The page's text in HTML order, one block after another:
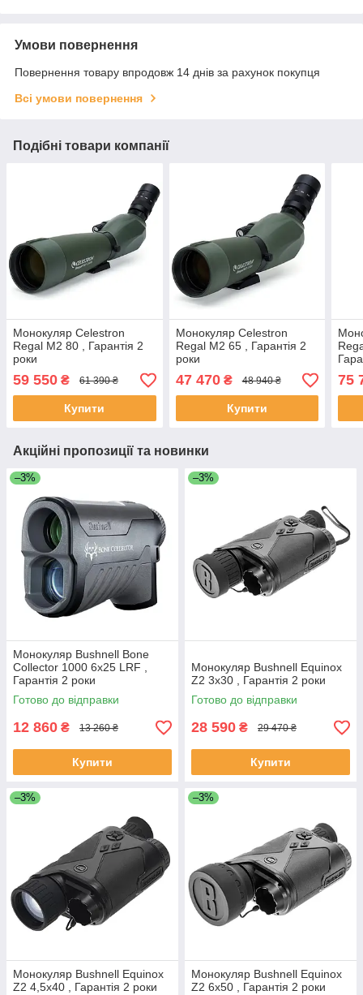
Умови повернення
Повернення товару впродовж 14 днів за рахунок покупця
Всі умови повернення
Подібні товари компанії
Монокуляр Celestron
Regal M2 80 , Гарантія 2
роки
59 550 ₴ 61 390 ₴
Купити
Монокуляр Celestron
Regal M2 65 , Гарантія 2
роки
47 470₴ 48 940 ₴
Купити
75
Акційні пропозиції та новинки
–3%
Монокуляр Bushnell Bone
Collector 1000 6x25 LRF ,
Гарантія 2 роки
Готово до відправки
12 860 ₴ 13 260 ₴
Купити
–3%
Монокуляр Bushnell Equinox
Z2 3x30 , Гарантія 2 роки
Готово до відправки
28 590 ₴ 29 470 ₴
Купити
–3%
Монокуляр Bushnell Equinox
Z2 4,5x40 , Гарантія 2 роки
–3%
Монокуляр Bushnell Equinox
Z2 6x50 , Гарантія 2 роки